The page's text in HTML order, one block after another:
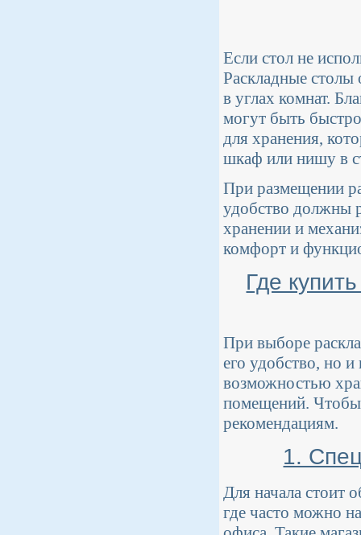
Если стол не
Раскладные столы
в углах комнат.
могут быть
для хранения,
шкаф или нишу в
При размещении
удобство должны
хранении и
комфорт и
Где
При выборе
его удобство, но
возможностью
помещений. Чтобы
рекомендациям.
1.
Для начала стоит
где часто можно